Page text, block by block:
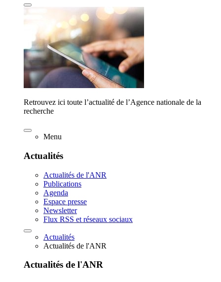
Retrouvez ici toute l’actualité de l’Agence nationale de la
recherche
Menu
Actualités
Actualités de l'ANR
Publications
Agenda
Espace presse
Newsletter
Flux RSS et réseaux sociaux
Actualités
Actualités de l'ANR
Actualités de l'ANR